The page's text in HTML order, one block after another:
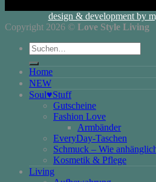
design & development by
Copyright 2026 © Love Style Living
Suchen
nach:
Home
NEW
Soul♥Stuff
Gutscheine
Fashion Love
Armbänder
EveryDay-Taschen
Schmuck – Wie
Kosmetik & Pflege
Living